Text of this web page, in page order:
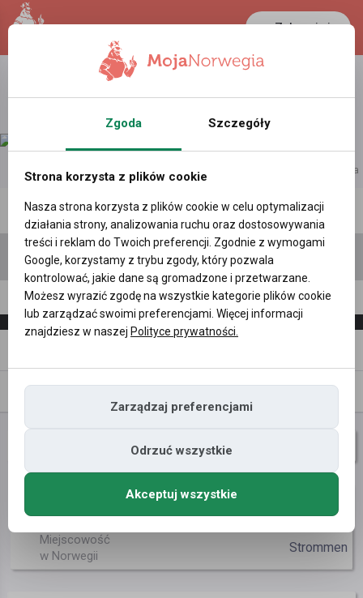
Zaloguj się
reklama
Polecane profile Filtr wyszukiwań
Ania G, (41 l.)
Nazwa użytkownika
w Polsce
Miejscowość
w Norwegii
Strommen
Zgoda Szczegóły
Strona korzysta z plików cookie
Nasza strona korzysta z plików cookie w celu optymalizacji
działania strony, analizowania ruchu oraz dostosowywania
treści i reklam do Twoich preferencji. Zgodnie z wymogami
Google, korzystamy z trybu zgody, który pozwala
kontrolować, jakie dane są gromadzone i przetwarzane.
Możesz wyrazić zgodę na wszystkie kategorie plików cookie
lub zarządzać swoimi preferencjami. Więcej informacji
znajdziesz w naszej Polityce prywatności.
Zarządzaj preferencjami
Odrzuć wszystkie
Akceptuj wszystkie